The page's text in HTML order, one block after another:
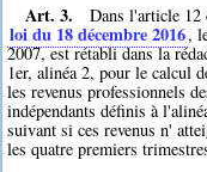
Art. 3. Dans l'article 12
loi du 18 décembre 2016,
2007, est rétabli dans la
1er, alinéa 2, pour le calcul
les revenus professionnels
indépendants définis à
suivant si ces revenus n'
les quatre premiers